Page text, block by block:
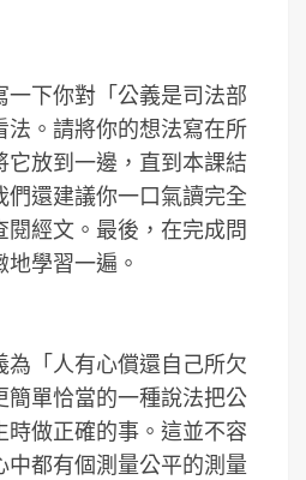
一下你對「公義是司法部
法。請將你的想法寫在所
它放到一邊，直到本課結
們還建議你一口氣讀完全
經文。最後，在完成問
學習一遍。
「人有心償還自己所欠
簡單恰當的一種說法把公
時做正確的事。這並不容
中都有個測量公平的測量